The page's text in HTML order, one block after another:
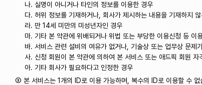
나. 실명이 아니거나 타인의 정보를 이용한 경우
다. 허위 정보를 기재하거나, 회사가 제시하는 내용을 기재하지
라. 만 14세 미만의 미성년자인 경우
마. 기타 본 약관에 위배되거나 위법 또는 부당한 이용신청 등 이
바. 서비스 관련 설비의 여유가 없거나, 기술상 또는 업무상 문제
사. 신청 회원이 본 약관에 의하여 본 서비스 또는 애드픽 회원 자
아. 기타 회사가 필요하다고 인정한 경우
③ 본 서비스는 1개의 ID로 이용 가능하며, 복수의 ID로 이용할 수 없